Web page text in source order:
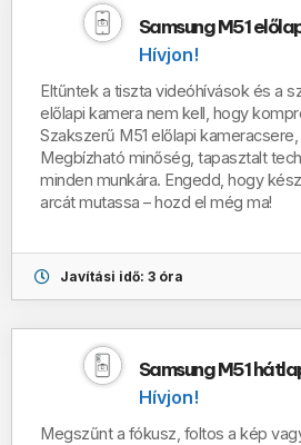
Samsung M51
Hívjon!
Eltűntek a tiszta videóhívások és a
előlapi kamera nem kell, hogy
Szakszerű M51 előlapi
Megbízható minőség, tapasztalt
minden munkára. Engedd, hogy
arcát mutassa – hozd el még ma!
Javítási idő: 3 óra
Samsung M51
Hívjon!
Megszűnt a fókusz, foltos a kép